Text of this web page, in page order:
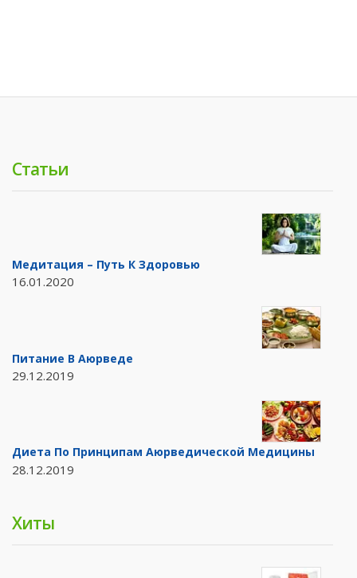
Статьи
Медитация – Путь К Здоровью
16.01.2020
Питание В Аюрведе
29.12.2019
Диета По Принципам Аюрведической Медицины
28.12.2019
Хиты